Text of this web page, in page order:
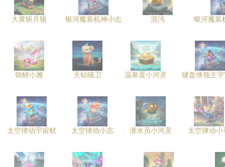
大黄斩月狼 银河魔装机神小志 混沌 银河魔装
锦鲤小雅 天钻喵卫 温泉蛋小河灵 键盘侠领主
太空律动宇宙鱿 太空律动小志 潜水员小河灵 太空律动小